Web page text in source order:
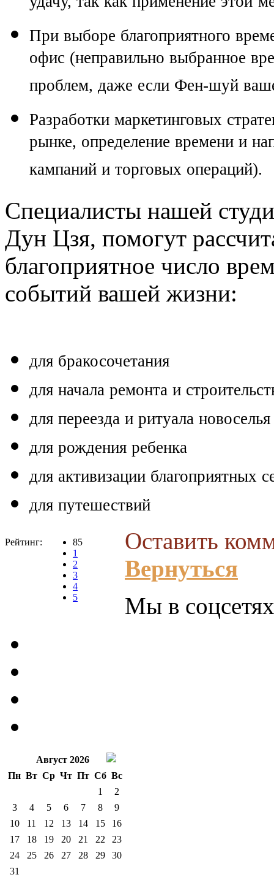
При выборе благоприятного
офис (неправильно выбранное
проблем, даже если Фен-шуй
Разработки маркетинговых
рынке, определение времени и
кампаний и торговых операций).
Специалисты нашей
Дун Цзя, помогут
благоприятное число
событий вашей жизни:
для бракосочетания
для начала ремонта и
для переезда и ритуала новоселья
для рождения ребенка
для активизации благоприятных
для путешествий
Рейтинг:
85
1
2
3
4
5
Оставить
Вернуться
Мы в
Август 2026
Пн Вт Ср Чт Пт Сб Вс
1
2
3
4 5 6 7 8
9
10
11 12 13 14 15
16
17
18 19 20 21 22
23
24
25 26 27 28 29
30
31